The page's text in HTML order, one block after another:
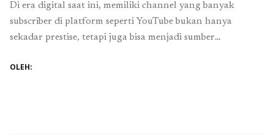
Di era digital saat ini, memiliki channel yang banyak
subscriber di platform seperti YouTube bukan hanya
sekadar prestise, tetapi juga bisa menjadi sumber
yang loyal dan aktif bukanlah tugas yang mudah. Banyak
OLEH: